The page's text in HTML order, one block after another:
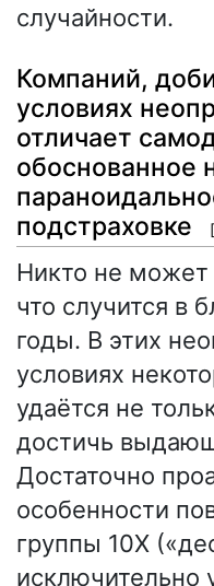
случайности.
Компаний,
условиях
отличает
обоснованное
подстраховке
[
Никто не может
что случится в
годы. В этих
условиях
удаётся не
достичь
Достаточно
особенности
группы 10X
исключительно